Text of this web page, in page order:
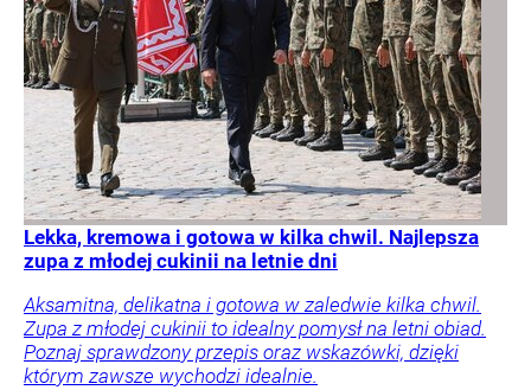
Lekka, kremowa i gotowa w kilka chwil. Najlepsza
zupa z młodej cukinii na letnie dni
Aksamitna, delikatna i gotowa w zaledwie kilka chwil.
Zupa z młodej cukinii to idealny pomysł na letni obiad.
Poznaj sprawdzony przepis oraz wskazówki, dzięki
którym zawsze wychodzi idealnie.